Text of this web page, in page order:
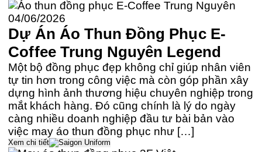
04/06/2026
Dự Án Áo Thun Đồng Phục E-
Coffee Trung Nguyên Legend
Một bộ đồng phục đẹp không chỉ giúp nhân viên
tự tin hơn trong công việc mà còn góp phần xây
dựng hình ảnh thương hiệu chuyên nghiệp trong
mắt khách hàng. Đó cũng chính là lý do ngày
càng nhiều doanh nghiệp đầu tư bài bản vào
việc may áo thun đồng phục như […]
Xem chi tiết